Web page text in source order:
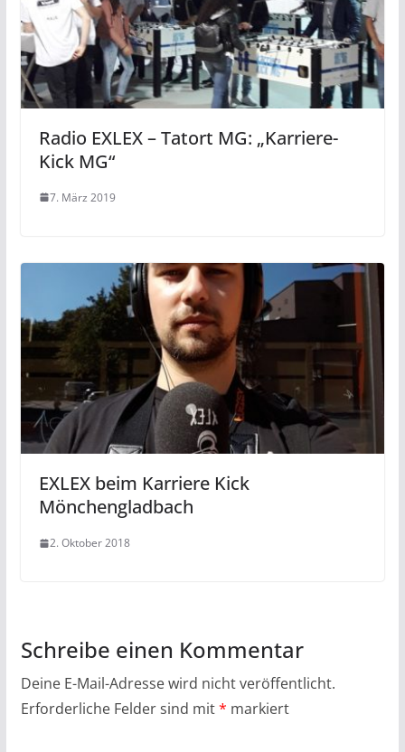
Radio EXLEX – Tatort MG: „Karriere-
Kick MG“
7. März 2019
EXLEX beim Karriere Kick
Mönchengladbach
2. Oktober 2018
Schreibe einen Kommentar
Deine E-Mail-Adresse wird nicht veröffentlicht.
Erforderliche Felder sind mit* markiert